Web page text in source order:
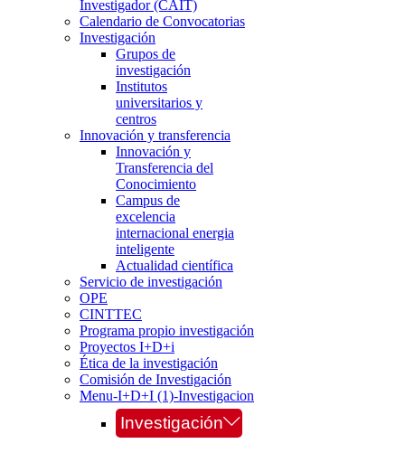
Investigador (CAIT)
Calendario de Convocatorias
Investigación
Grupos de
investigación
Institutos
universitarios y
centros
Innovación y transferencia
Innovación y
Transferencia del
Conocimiento
Campus de
excelencia
internacional energia
inteligente
Actualidad científica
Servicio de investigación
OPE
CINTTEC
Programa propio investigación
Proyectos I+D+i
Ética de la investigación
Comisión de Investigación
Menu-I+D+I (1)-Investigacion
Investigación